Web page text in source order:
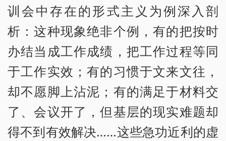
训会中存在的形式主义为例深入剖
析：这种现象绝非个例，有的把按时
办结当成工作成绩，把工作过程等同
于工作实效；有的习惯于文来文往，
却不愿脚上沾泥；有的满足于材料交
了、会议开了，但基层的现实难题却
得不到有效解决……这些急功近利的虚